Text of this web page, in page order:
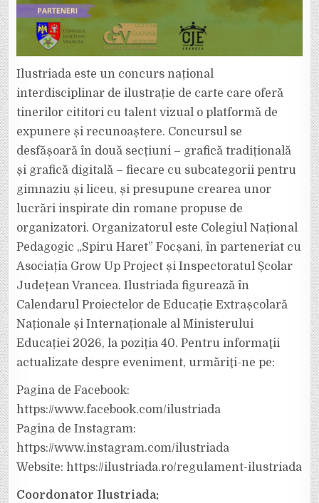
Ilustriada este un concurs național
interdisciplinar de ilustrație de carte care oferă
tinerilor cititori cu talent vizual o platformă de
expunere și recunoaștere. Concursul se
desfășoară în două secțiuni – grafică tradițională
și grafică digitală – fiecare cu subcategorii pentru
gimnaziu și liceu, și presupune crearea unor
lucrări inspirate din romane propuse de
organizatori. Organizatorul este Colegiul Național
Pedagogic „Spiru Haret” Focșani, în parteneriat cu
Asociația Grow Up Project și Inspectoratul Școlar
Județean Vrancea. Ilustriada figurează în
Calendarul Proiectelor de Educație Extrașcolară
Naționale și Internaționale al Ministerului
Educației 2026, la poziția 40. Pentru informaţii
actualizate despre eveniment, urmăriţi-ne pe:
Pagina de Facebook:
https://www.facebook.com/ilustriada
Pagina de Instagram:
https://www.instagram.com/ilustriada
Website: https://ilustriada.ro/regulament-ilustriada
Coordonator Ilustriada: